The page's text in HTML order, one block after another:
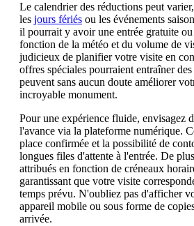
Le calendrier des réductions peut
les jours fériés ou les événements
il pourrait y avoir une entrée gratuite
fonction de la météo et du volume de
judicieux de planifier votre visite en
offres spéciales pourraient entraîner
peuvent sans aucun doute améliorer
incroyable monument.
Pour une expérience fluide, envisagez
l'avance via la plateforme numérique.
place confirmée et la possibilité de
longues files d'attente à l'entrée. De
attribués en fonction de créneaux
garantissant que votre visite
temps prévu. N'oubliez pas d'afficher
appareil mobile ou sous forme de
arrivée.